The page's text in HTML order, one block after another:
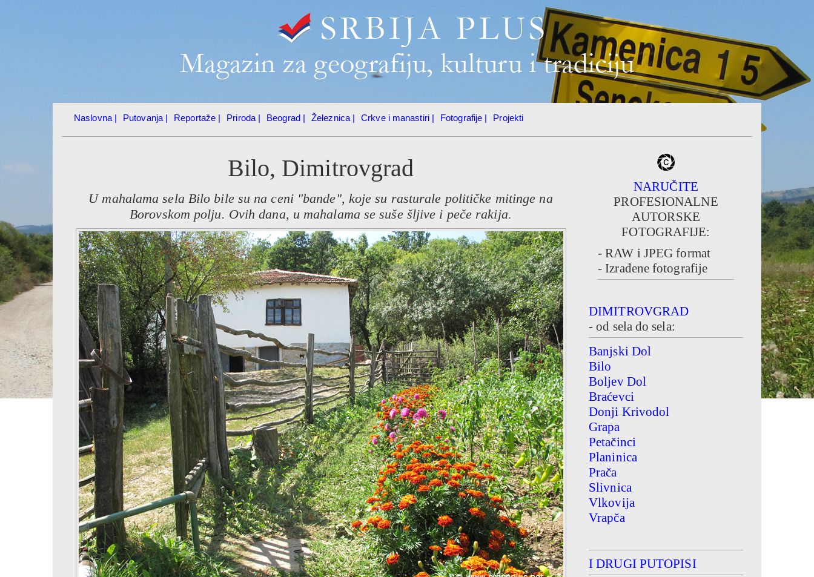
Naslovna | Putovanja | Reportaže | Priroda | Beograd | Železnica | Crkve i manastiri | Fotografije | Projekti
Bilo, Dimitrovgrad
U mahalama sela Bilo bile su na ceni "bande", koje su rasturale političke mitinge na
Borovskom polju. Ovih dana, u mahalama se suše šljive i peče rakija.
NARUČITE
PROFESIONALNE
AUTORSKE
FOTOGRAFIJE:
- RAW i JPEG format
- Izrađene fotografije
DIMITROVGRAD
- od sela do sela:
Banjski Dol
Bilo
Boljev Dol
Braćevci
Donji Krivodol
Grapa
Petačinci
Planinica
Prača
Slivnica
Vlkovija
Vrapča
I DRUGI PUTOPISI